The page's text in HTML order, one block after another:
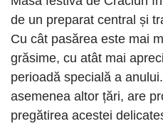
de un preparat central și
Cu cât pasărea este mai
grăsime, cu atât mai
perioadă specială a
asemenea altor țări, are
pregătirea acestei